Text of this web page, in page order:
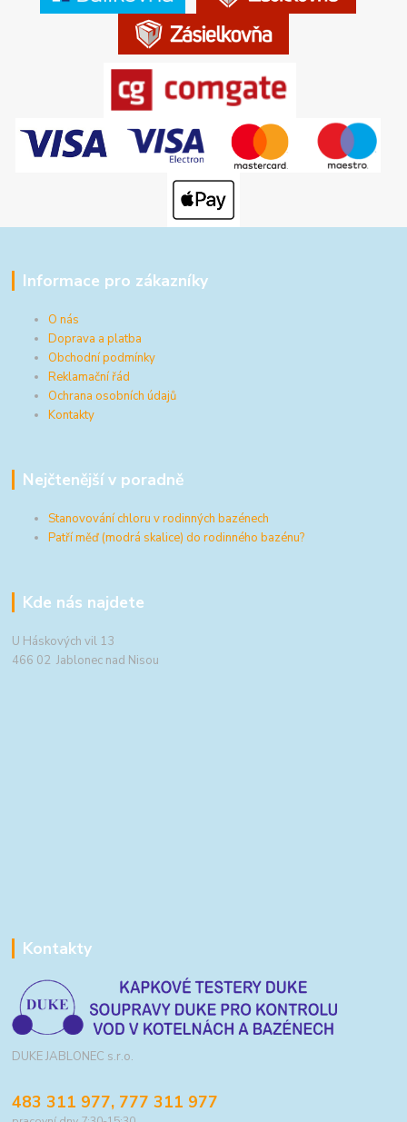
Informace pro zákazníky
O nás
Doprava a platba
Obchodní podmínky
Reklamační řád
Ochrana osobních údajů
Kontakty
Nejčtenější v poradně
Stanovování chloru v rodinných bazénech
Patří měď (modrá skalice) do rodinného bazénu?
Kde nás najdete
U Háskových vil 13
466 02 Jablonec nad Nisou
Kontakty
DUKE JABLONEC s.r.o.
483 311 977, 777 311 977